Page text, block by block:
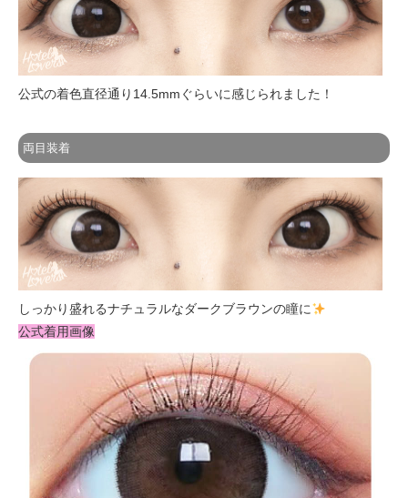
公式の着色直径通り14.5mmぐらいに感じられました！
両目装着
しっかり盛れるナチュラルなダークブラウンの瞳に
公式着用画像